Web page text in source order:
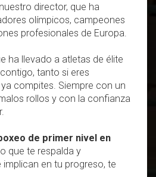
director, que ha
olímpicos, campeones
profesionales de Europa.
ha llevado a atletas de élite
tanto si eres
compites. Siempre con un
rollos y con la confianza
de primer nivel en
que te respalda y
en tu progreso, te